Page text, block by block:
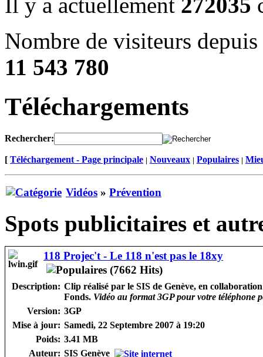
Nombre de visiteurs
11 543 780
Téléchargements
Rechercher:
[ Téléchargement - Page principale | Nouveaux | Populaires |
Vidéos » Prévention
Spots publicitaires et
118 Projec't - Le 118 n'est pas le 18xy
Description: Clip réalisé par le SIS de Genève, en
Fonds. Vidéo au format 3GP pour votre téléphone
Version: 3GP
Mise à jour: Samedi, 22 Septembre 2007 à 19:20
Poids: 3.41 MB
Auteur: SIS Genève